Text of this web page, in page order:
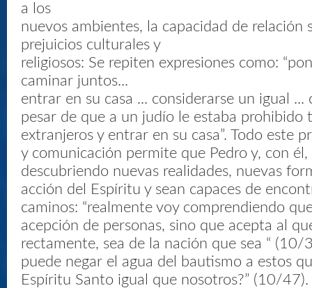
a los
nuevos ambientes, la capacidad de relación
prejuicios culturales y
religiosos: Se repiten expresiones como:
caminar juntos...
entrar en su casa ... considerarse un igual ...
pesar de que a un judío le estaba prohibido
extranjeros y entrar en su casa”. Todo este
y comunicación permite que Pedro y, con él,
descubriendo nuevas realidades, nuevas
acción del Espíritu y sean capaces de
caminos: “realmente voy comprendiendo
acepción de personas, sino que acepta al
rectamente, sea de la nación que sea “ (10/
puede negar el agua del bautismo a estos
Espíritu Santo igual que nosotros?” (10/47).